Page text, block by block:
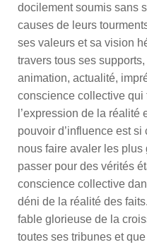
docilement soumis sans
causes de leurs
ses valeurs et sa vision
travers tous ses
animation, actualité,
conscience collective qui
l’expression de la réalité
pouvoir d’influence est
nous faire avaler les
passer pour des vérités
conscience collective
déni de la réalité des
fable glorieuse de la
toutes ses tribunes et